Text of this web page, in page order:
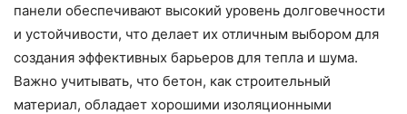
панели обеспечивают высокий уровень долговечности
и устойчивости, что делает их отличным выбором для
создания эффективных барьеров для тепла и шума.
Важно учитывать, что бетон, как строительный
материал, обладает хорошими изоляционными